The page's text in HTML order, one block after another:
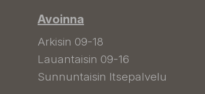
Avoinna
Arkisin 09-18
Lauantaisin 09-16
Sunnuntaisin Itsepalvelu